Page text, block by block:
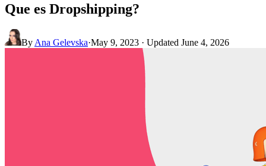
Que es Dropshipping?
By Ana Gelevska·May 9, 2023 · Updated June 4, 2026